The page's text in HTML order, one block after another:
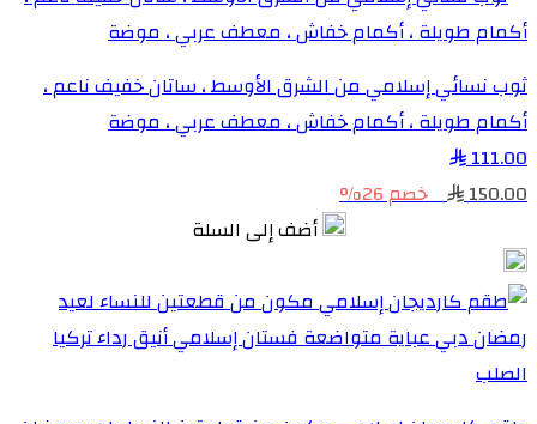
ثوب نسائي إسلامي من الشرق الأوسط ، ساتان خفيف ناعم ،
أكمام طويلة ، أكمام خفاش ، معطف عربي ، موضة
111.00
150.00
خصم 26%
أضف إلى السلة